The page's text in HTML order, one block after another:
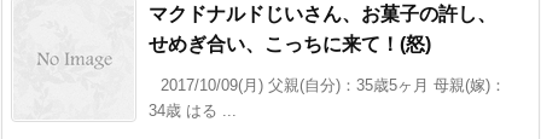
マクドナルドじいさん、お菓子の許し、
せめぎ合い、こっちに来て！(怒)
2017/10/09(月) 父親(自分)：35歳5ヶ月 母親(嫁)：
34歳 はる ...